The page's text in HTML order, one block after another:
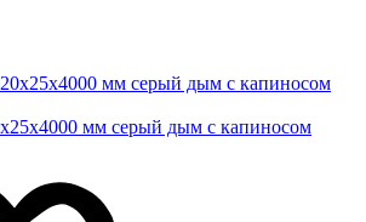
мм серый дым с капиносом